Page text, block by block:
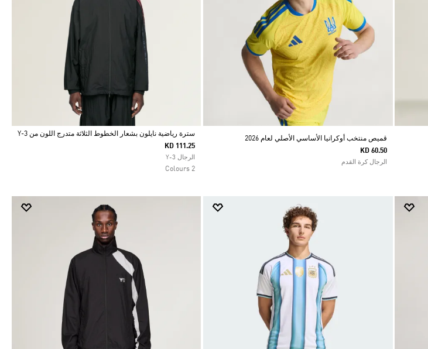
قميص منتخب أوكرانيا الأساسي الأصلي لعام 2026
KD 60.50
الرجال كرة القدم
Selected
سترة رياضية نايلون بشعار الخطوط الثلاثة متدرج اللون من Y-3
KD 111.25
الرجال Y-3
2 Colours